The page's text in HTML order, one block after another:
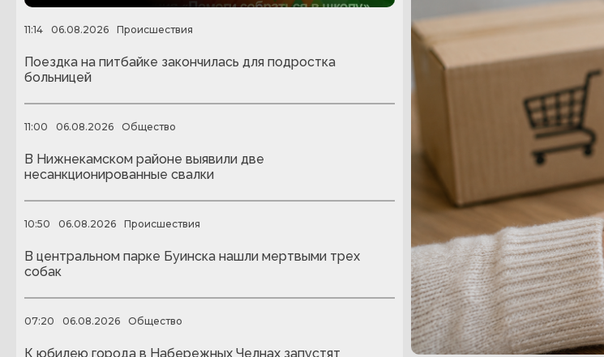
11:14 06.08.2026 Происшествия
Поездка на питбайке закончилась для подростка
больницей
11:00 06.08.2026 Общество
В Нижнекамском районе выявили две
несанкционированные свалки
10:50 06.08.2026 Происшествия
В центральном парке Буинска нашли мертвыми трех
собак
07:20 06.08.2026 Общество
К юбилею города в Набережных Челнах запустят